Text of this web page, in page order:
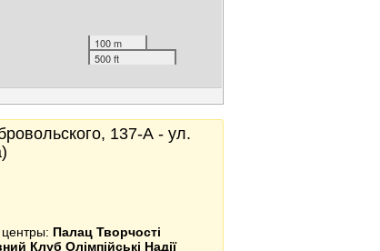
100 m
500 ft
137-А - ул.
центры: Палац Творчості
Клуб Олімпійські Надії